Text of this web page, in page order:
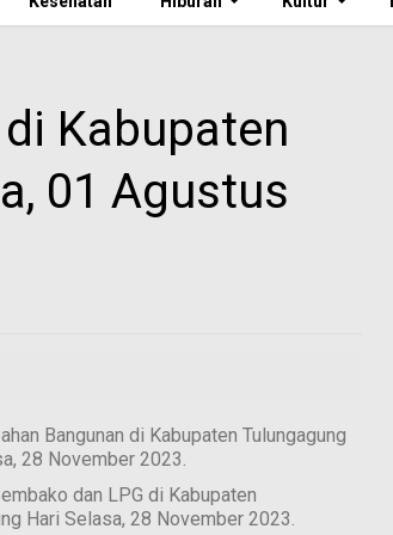
Kabupaten
01 Agustus
Bangunan di Kabupaten Tulungagung
28 November 2023.
dan LPG di Kabupaten
Hari Selasa, 28 November 2023.